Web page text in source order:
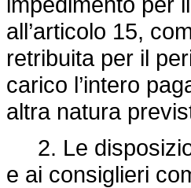
all’articolo 15,
retribuita per il
carico l’intero
altra natura
2. Le
e ai consiglieri